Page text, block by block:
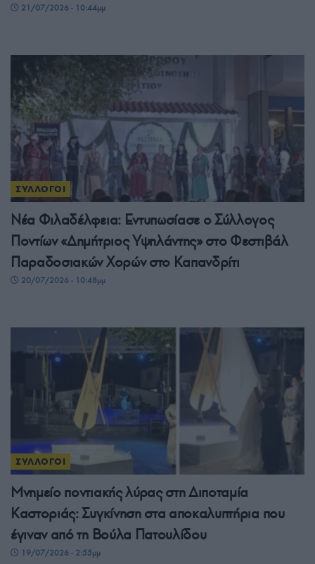
21/07/2026 - 10:44μμ
ΣΥΛΛΟΓΟΙ
Νέα Φιλαδέλφεια: Εντυπωσίασε ο Σύλλογος
Ποντίων «Δημήτριος Υψηλάντης» στο Φεστιβάλ
Παραδοσιακών Χορών στο Καπανδρίτι
20/07/2026 - 10:48μμ
ΣΥΛΛΟΓΟΙ
Μνημείο ποντιακής λύρας στη Διποταμία
Καστοριάς: Συγκίνηση στα αποκαλυπτήρια που
έγιναν από τη Βούλα Πατουλίδου
19/07/2026 - 2:55μμ